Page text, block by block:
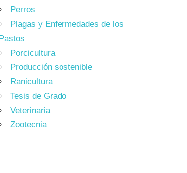
Perros
Plagas y Enfermedades de los
Pastos
Porcicultura
Producción sostenible
Ranicultura
Tesis de Grado
Veterinaria
Zootecnia